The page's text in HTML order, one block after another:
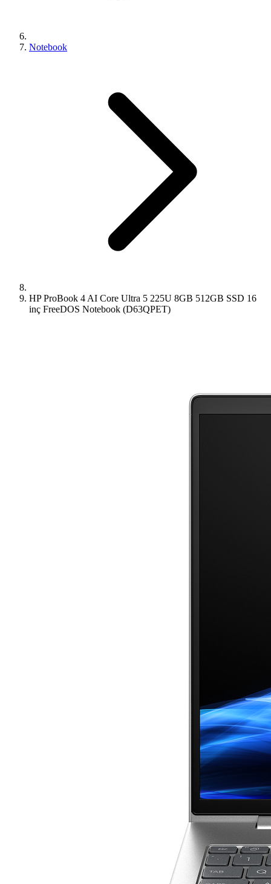
Notebook
HP ProBook 4 AI Core Ultra 5 225U 8GB 512GB SSD 16
inç FreeDOS Notebook (D63QPET)